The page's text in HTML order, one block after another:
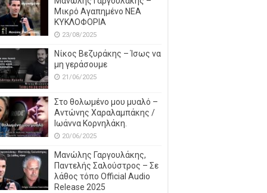
Μικρό Αγαπημένο NEΑ
ΚΥΚΛΟΦΟΡΙΑ
23/08/2025
Νίκος Βεζυράκης – Ίσως να
μη γεράσουμε
21/06/2025
Στο θολωμένο μου μυαλό –
Αντώνης Χαραλαμπάκης /
Ιωάννα Κορνηλάκη.
20/06/2025
Μανώλης Γαργουλάκης,
Παντελής Σαλούστρος – Σε
λάθος τόπο Official Audio
Release 2025